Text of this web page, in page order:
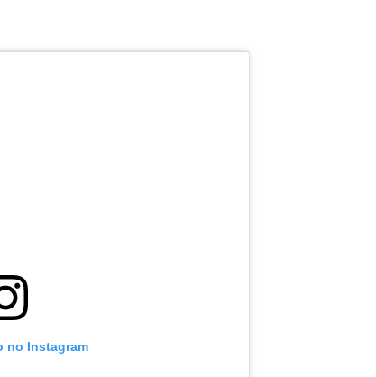
no Instagram